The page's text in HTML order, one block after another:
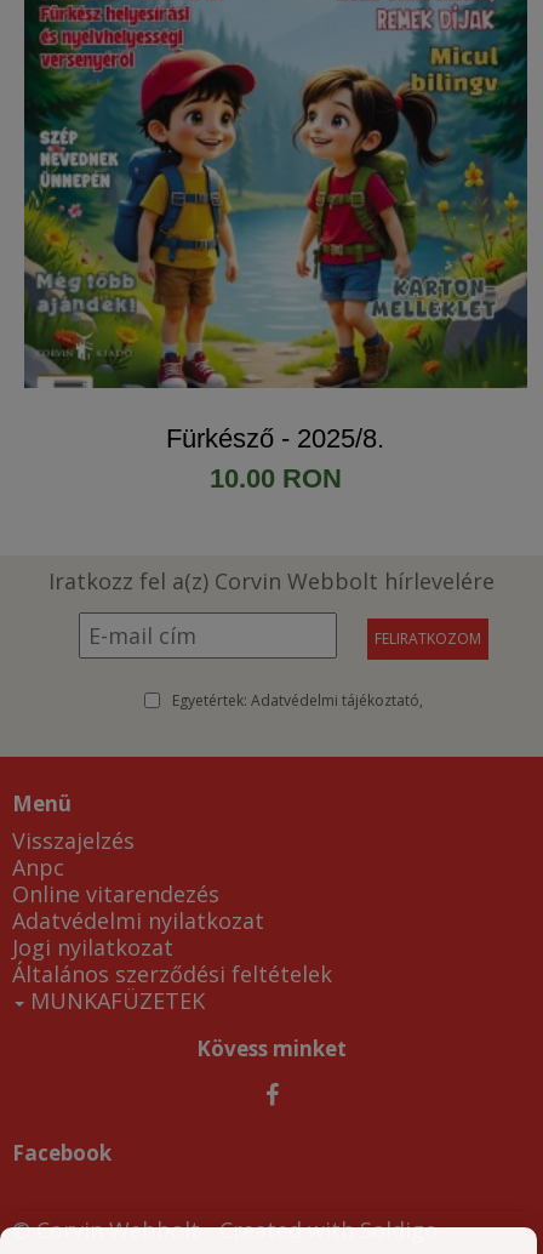
Fürkésző - 2025/8.
10.00 RON
Iratkozz fel a(z) Corvin Webbolt hírlevelére
Egyetértek: Adatvédelmi tájékoztató
Menü
Visszajelzés
Anpc
Online vitarendezés
Adatvédelmi nyilatkozat
Jogi nyilatkozat
Általános szerződési feltételek
MUNKAFÜZETEK
Kövess minket
Facebook
© Corvin Webbolt- Created withSoldigo